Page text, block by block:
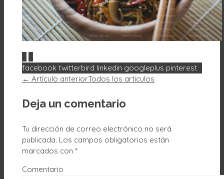
facebook twitterbird linkedin googleplus pinterest
← Artículo anteriorTodos los articulos
Deja un comentario
Tu dirección de correo electrónico no será
publicada. Los campos obligatorios están
marcados con *
Comentario